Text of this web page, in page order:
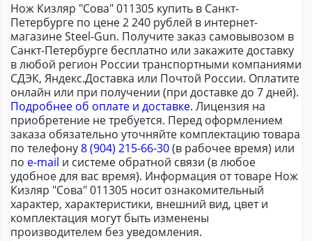
Нож Кизляр "Сова" 011305 купить в Санкт-
Петербурге по цене 2 240 рублей в интернет-
магазине Steel-Gun. Получите заказ самовывозом в
Санкт-Петербурге бесплатно или закажите доставку
в любой регион России транспортными компаниями
СДЭК, Яндекс.Доставка или Почтой России. Оплатите
онлайн или при получении (при доставке до 7 дней).
Подробнее об оплате и доставке. Лицензия на
приобретение не требуется. Перед оформлением
заказа обязательно уточняйте комплектацию товара
по телефону8 (904) 215-66-30(в рабочее время) или
по e-mail и системе обратной связи (в любое
удобное для вас время). Информация от товаре Нож
Кизляр "Сова" 011305 носит ознакомительный
характер, характеристики, внешний вид, цвет и
комплектация могут быть изменены
производителем без уведомления.